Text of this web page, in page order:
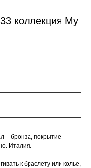
коллекция My
– бронза, покрытие –
Италия.
к браслету или колье,